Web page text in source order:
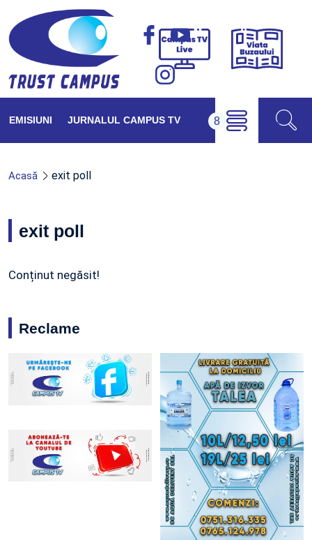
Campus
Viața
EMISIUNI JURNALUL CAMPUS TV
Acasă exit poll
exit poll
Conținut negăsit!
Reclame